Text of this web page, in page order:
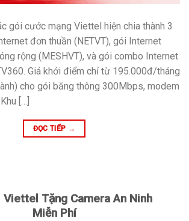
gói cước mạng Viettel hiện chia thành 3
đơn thuần (NETVT), gói Internet
rộng (MESHVT), và gói combo Internet
Giá khởi điểm chỉ từ 195.000đ/tháng
cho gói băng thông 300Mbps, modem
[…]
ĐỌC TIẾP →
Viettel Tặng Camera An Ninh
Miễn Phí